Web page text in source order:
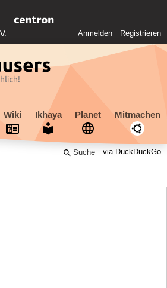
Anmelden Registrieren
Wiki Ikhaya Planet Mitmachen
via DuckDuckGo